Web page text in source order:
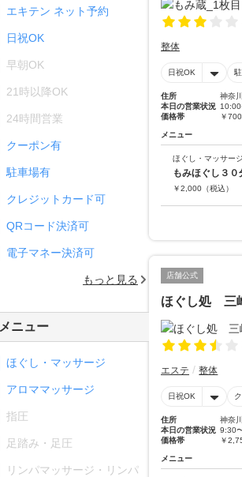
整体
日祝OK
住所
神奈
本日の営業状況
価格帯
￥
メニュー
ほぐし・マッサージ
もみほぐし３０
￥2,000 （税込）
店舗公式
ほぐし処 三
エステ 整体
日祝OK
住所
神奈
本日の営業状況 9:30
価格帯
￥
メニュー
エキテン ネット予約
日祝OK
早朝OK
21時以降OK
24時間営業
クーポン有
駐車場有
クレジットカード可
QRコード決済可
電子マネー決済可
もっと見る
メニュー
ほぐし・マッサージ
アロママッサージ
指圧
足踏み・足圧
リンパマッサージ・リンパ